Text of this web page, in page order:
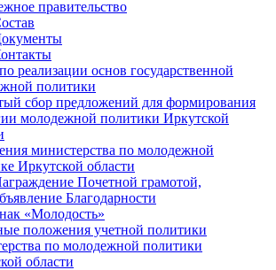
правительство
реализации основ государственной
политики
сбор предложений для формирования
молодежной политики Иркутской
министерства по молодежной
Иркутской области
Почетной грамотой,
Благодарности
«Молодость»
положения учетной политики
по молодежной политики
области